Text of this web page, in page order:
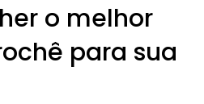
o melhor
para sua